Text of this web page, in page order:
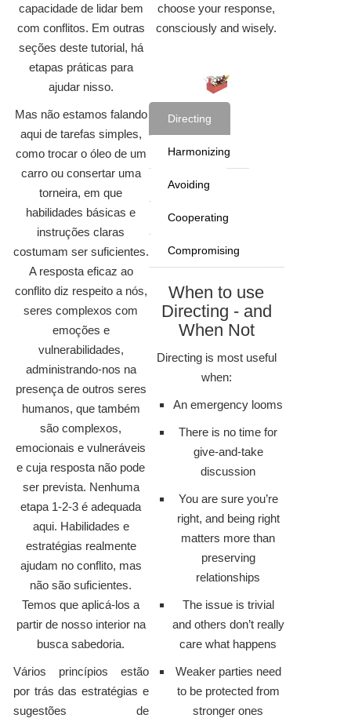
capacidade de lidar bem
com conflitos. Em outras
seções deste tutorial, há
etapas práticas para
ajudar nisso.
Mas não estamos falando
aqui de tarefas simples,
como trocar o óleo de um
carro ou consertar uma
torneira, em que
habilidades básicas e
instruções claras
costumam ser suficientes.
A resposta eficaz ao
conflito diz respeito a nós,
seres complexos com
emoções e
vulnerabilidades,
administrando-nos na
presença de outros seres
humanos, que também
são complexos,
emocionais e vulneráveis
e cuja resposta não pode
ser prevista. Nenhuma
etapa 1-2-3 é adequada
aqui. Habilidades e
estratégias realmente
ajudam no conflito, mas
não são suficientes.
Temos que aplicá-los a
partir de nosso interior na
busca sabedoria.
Vários princípios estão
por trás das estratégias e
sugestões de
choose your response,
consciously and wisely.
Directing
Harmonizing
Avoiding
Cooperating
Compromising
When to use
Directing - and
When Not
Directing is most useful
when:
An emergency looms
There is no time for
give-and-take
discussion
You are sure you’re
right, and being right
matters more than
preserving
relationships
The issue is trivial
and others don’t really
care what happens
Weaker parties need
to be protected from
stronger ones